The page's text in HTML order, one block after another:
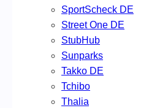
SportScheck DE
Street One DE
StubHub
Sunparks
Takko DE
Tchibo
Thalia